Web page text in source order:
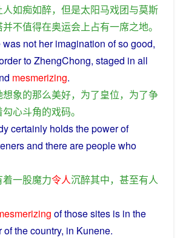
人如痴如醉， 但是太阳马戏团与莫斯
并不值得在奥运会上占有一席之地。
was not her imagination ofsogood,
to ZhengChong, staged in all
mesmerizing.
想象的那么美好， 为了皇位， 为了争
勾心斗角的戏码。
certainly holds thepowerof
and therearepeoplewho
着一股魔力令人沉醉其中， 甚至有人
ofthosesites is in the
of thecountry, in Kunene.